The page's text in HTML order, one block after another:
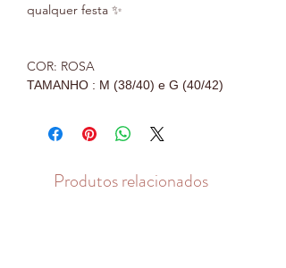
qualquer festa ✨
COR: ROSA
TAMANHO : M (38/40) e G (40/42)
Produtos relacionados